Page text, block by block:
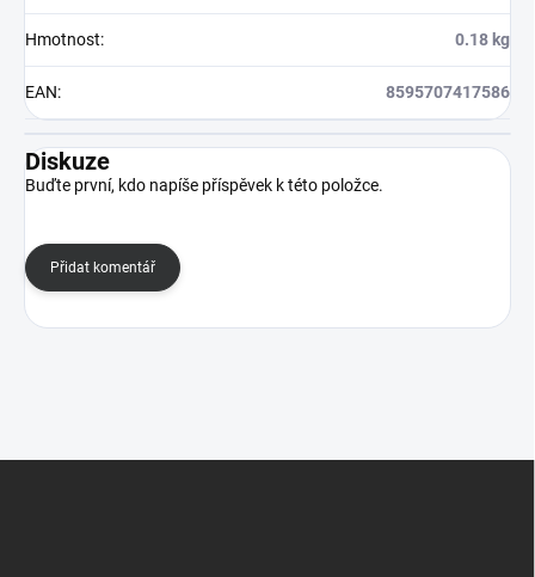
Hmotnost: 0.18 kg
EAN: 8595707417586
Diskuze
Buďte první, kdo napíše příspěvek k této položce.
Přidat komentář